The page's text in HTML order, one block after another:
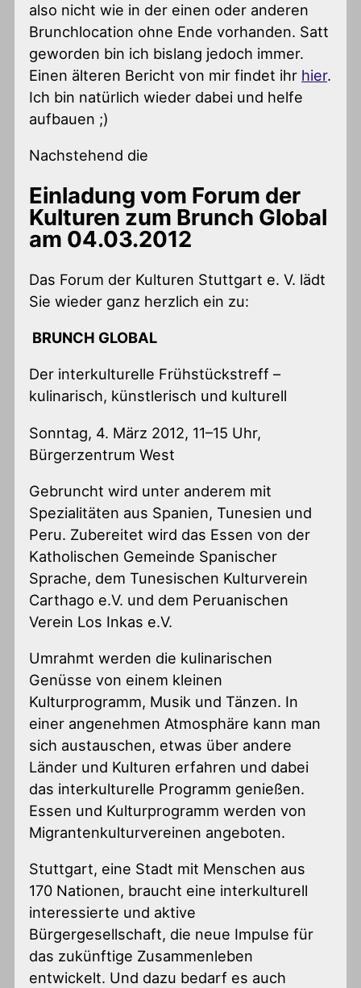
also nicht wie in der einen oder anderen
Brunchlocation ohne Ende vorhanden. Satt
geworden bin ich bislang jedoch immer.
Einen älteren Bericht von mir findet ihr hier.
Ich bin natürlich wieder dabei und helfe
aufbauen ;)
Nachstehend die
Einladung vom Forum der
Kulturen zum Brunch Global
am 04.03.2012
Das Forum der Kulturen Stuttgart e. V. lädt
Sie wieder ganz herzlich ein zu:
BRUNCH GLOBAL
Der interkulturelle Frühstückstreff –
kulinarisch, künstlerisch und kulturell
Sonntag, 4. März 2012, 11–15 Uhr,
Bürgerzentrum West
Gebruncht wird unter anderem mit
Spezialitäten aus Spanien, Tunesien und
Peru. Zubereitet wird das Essen von der
Katholischen Gemeinde Spanischer
Sprache, dem Tunesischen Kulturverein
Carthago e.V. und dem Peruanischen
Verein Los Inkas e.V.
Umrahmt werden die kulinarischen
Genüsse von einem kleinen
Kulturprogramm, Musik und Tänzen. In
einer angenehmen Atmosphäre kann man
sich austauschen, etwas über andere
Länder und Kulturen erfahren und dabei
das interkulturelle Programm genießen.
Essen und Kulturprogramm werden von
Migrantenkulturvereinen angeboten.
Stuttgart, eine Stadt mit Menschen aus
170 Nationen, braucht eine interkulturell
interessierte und aktive
Bürgergesellschaft, die neue Impulse für
das zukünftige Zusammenleben
entwickelt. Und dazu bedarf es auch